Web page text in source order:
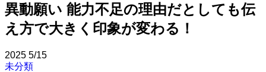
異動願い 能力不足の理由だとしても伝
え方で大きく印象が変わる！
2025 5/15
未分類